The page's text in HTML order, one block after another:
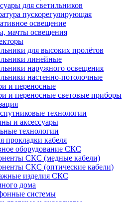
для светильников
пускорегулирующая
освещение
мачты освещения
для высоких пролётов
линейные
наружного освещения
настенно-потолочные
и переносные
и переносные световые приборы
технологии
и аксессуары
технологии
прокладки кабеля
оборудование СКС
СКС (медные кабели)
СКС (оптические кабели)
изделия СКС
дома
системы